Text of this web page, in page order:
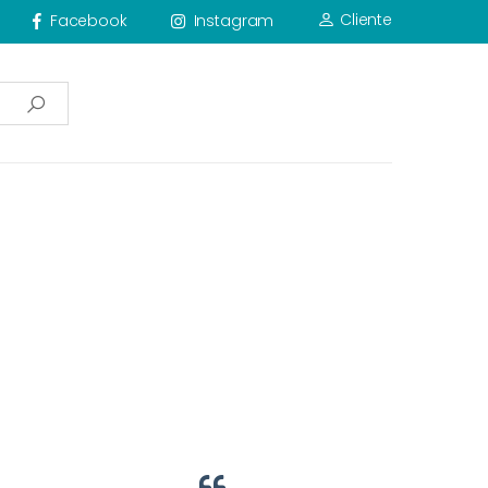
Facebook Instagram Cliente